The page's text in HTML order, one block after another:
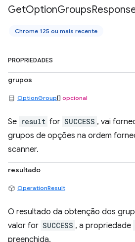
GetOptionGroups
Chrome 125 ou mais recente
PROPRIEDADES
grupos
OptionGroup[] opcional
Se result for SUCCESS , vai
grupos de opções na ordem
scanner.
resultado
OperationResult
O resultado da obtenção dos
valor for SUCCESS , a propriedade
preenchida.